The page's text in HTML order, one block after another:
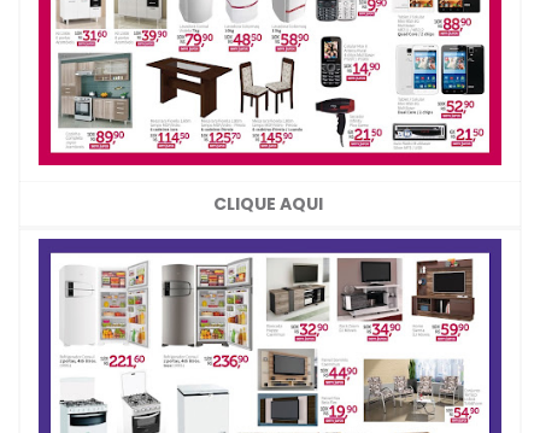
CLIQUE AQUI